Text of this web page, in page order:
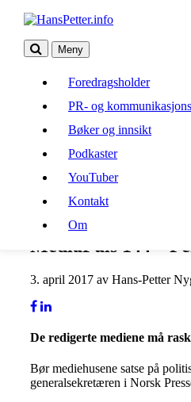
Meny
Foredragsholder
PR- og
Bøker og innsikt
Podkaster
YouTuber
Kontakt
Om
Foredragsholder
PR- og
Bøker og innsikt
YouTuber
Kontakt
MediaPuls 144 –
3. april 2017 av Hans-Petter
De redigerte mediene må
Bør mediehusene satse på
generalsekretæren i Norsk